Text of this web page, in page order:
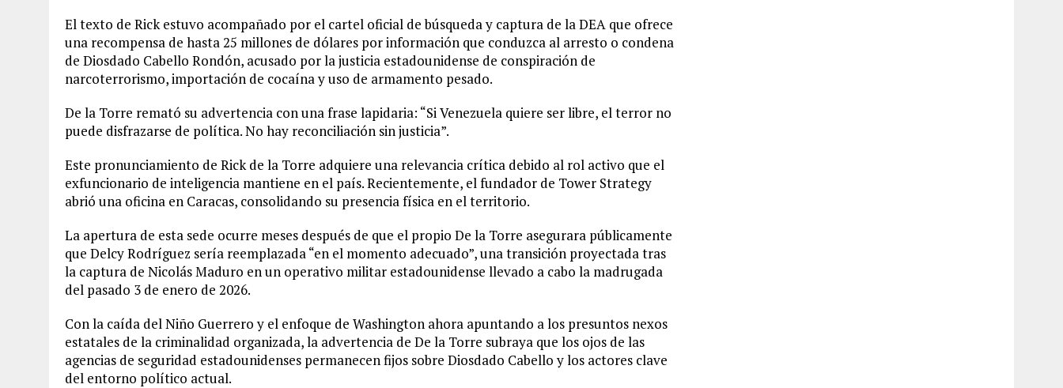
El texto de Rick estuvo acompañado por el cartel oficial de búsqueda y captura de la DEA que ofrece
una recompensa de hasta 25 millones de dólares por información que conduzca al arresto o condena
de Diosdado Cabello Rondón, acusado por la justicia estadounidense de conspiración de
narcoterrorismo, importación de cocaína y uso de armamento pesado.
De la Torre remató su advertencia con una frase lapidaria: “Si Venezuela quiere ser libre, el terror no
puede disfrazarse de política. No hay reconciliación sin justicia”.
Este pronunciamiento de Rick de la Torre adquiere una relevancia crítica debido al rol activo que el
exfuncionario de inteligencia mantiene en el país. Recientemente, el fundador de Tower Strategy
abrió una oficina en Caracas, consolidando su presencia física en el territorio.
La apertura de esta sede ocurre meses después de que el propio De la Torre asegurara públicamente
que Delcy Rodríguez sería reemplazada “en el momento adecuado”, una transición proyectada tras
la captura de Nicolás Maduro en un operativo militar estadounidense llevado a cabo la madrugada
del pasado 3 de enero de 2026.
Con la caída del Niño Guerrero y el enfoque de Washington ahora apuntando a los presuntos nexos
estatales de la criminalidad organizada, la advertencia de De la Torre subraya que los ojos de las
agencias de seguridad estadounidenses permanecen fijos sobre Diosdado Cabello y los actores clave
del entorno político actual.